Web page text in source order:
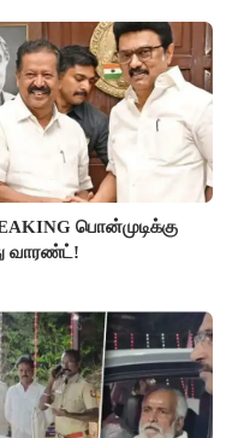
பொன்முடிக்கு
வாரண்ட்!